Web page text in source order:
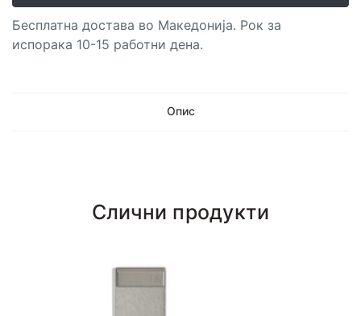
Бесплатна достава во Македонија. Рок за
испорака 10-15 работни дена.
Опис
Слични продукти